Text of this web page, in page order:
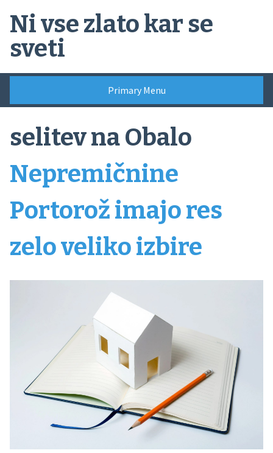
content
Ni vse zlato kar se
sveti
Primary Menu
selitev na Obalo
Nepremičnine
Portorož imajo res
zelo veliko izbire